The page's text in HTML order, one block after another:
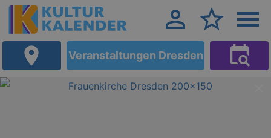
Veranstaltungen Dresden